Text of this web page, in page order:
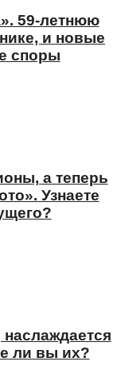
59-летнюю
и новые
споры
а теперь
Узнаете
ли вы их?